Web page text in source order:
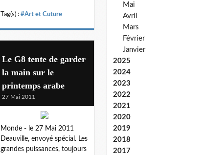
Tag(s) : #Art et Cuture
Le G8 tente de garder
la main sur le
printemps arabe
27 Mai 2011
Monde - le 27 Mai 2011
Deauville, envoyé spécial. Les
grandes puissances, toujours
Mai
Avril
Mars
Février
Janvier
2025
2024
2023
2022
2021
2020
2019
2018
2017